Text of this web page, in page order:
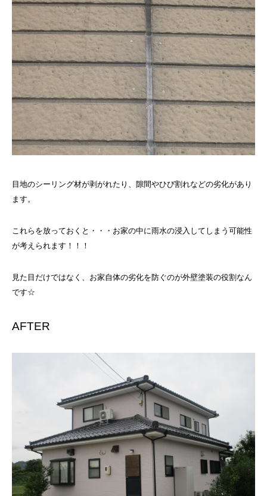
目地のシーリング材が剥がれたり、隙間やひび割れなどの劣化があり
ます。
これらを放っておくと・・・お家の中に雨水の浸入してしまう可能性
が考えられます！！！
見た目だけではなく、お家自体の劣化を防ぐのが外壁塗装の役割なん
です☆
AFTER